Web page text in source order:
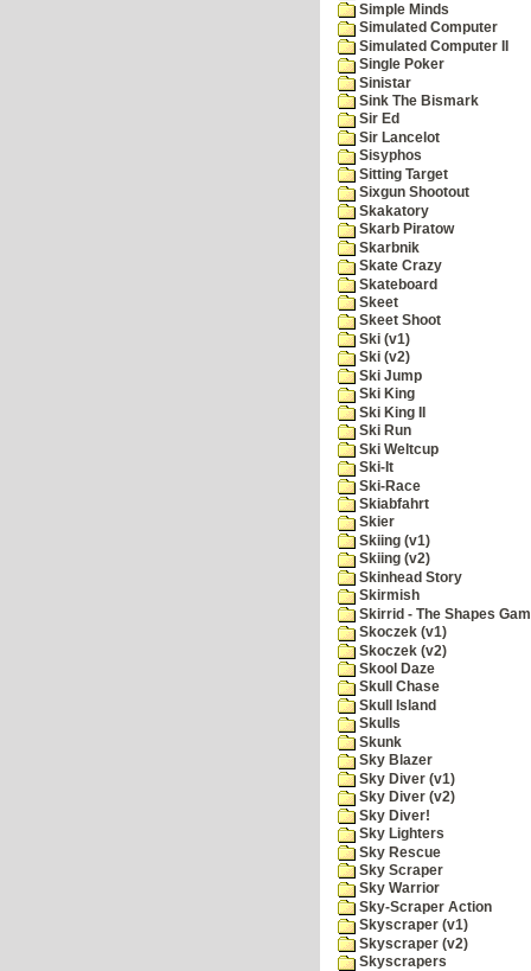
Simple Minds
Simulated Computer
Simulated Computer II
Single Poker
Sinistar
Sink The Bismark
Sir Ed
Sir Lancelot
Sisyphos
Sitting Target
Sixgun Shootout
Skakatory
Skarb Piratow
Skarbnik
Skate Crazy
Skateboard
Skeet
Skeet Shoot
Ski (v1)
Ski (v2)
Ski Jump
Ski King
Ski King II
Ski Run
Ski Weltcup
Ski-It
Ski-Race
Skiabfahrt
Skier
Skiing (v1)
Skiing (v2)
Skinhead Story
Skirmish
Skirrid - The Shapes
Skoczek (v1)
Skoczek (v2)
Skool Daze
Skull Chase
Skull Island
Skulls
Skunk
Sky Blazer
Sky Diver (v1)
Sky Diver (v2)
Sky Diver!
Sky Lighters
Sky Rescue
Sky Scraper
Sky Warrior
Sky-Scraper Action
Skyscraper (v1)
Skyscraper (v2)
Skyscrapers